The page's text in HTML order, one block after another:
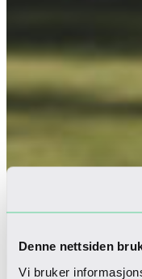
Denne nettsiden
Vi bruker